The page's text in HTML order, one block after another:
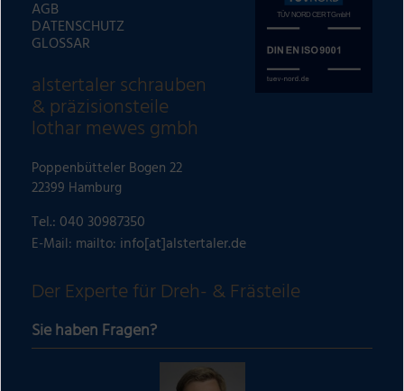
AGB
DATENSCHUTZ
GLOSSAR
alstertaler schrauben
& präzisionsteile
lothar mewes gmbh
Poppenbütteler Bogen 22
22399 Hamburg
Tel.: 040 30987350
E-Mail: mailto: info[at]alstertaler.de
Der Experte für Dreh- & Frästeile
Sie haben Fragen?